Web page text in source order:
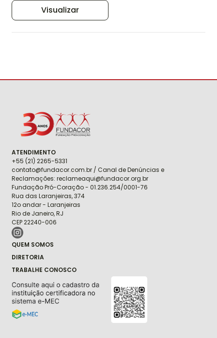
Visualizar
Fundacor
ATENDIMENTO
+55 (21) 2265-5331
contato@fundacor.com.br / Canal de Denúncias e
Reclamações: reclameaqui@fundacor.org.br
Fundação Pró-Coração - 01.236.254/0001-76
Rua das Laranjeiras, 374
12o andar - Laranjeiras
Rio de Janeiro, RJ
CEP 22240-006
QUEM SOMOS
DIRETORIA
TRABALHE CONOSCO